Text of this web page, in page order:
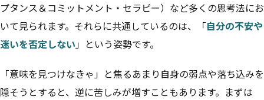
プタンス＆コミットメント・セラピー）など多くの思考法にお
いて見られます。それらに共通しているのは、「自分の不安や
迷いを否定しない」という姿勢です。
「意味を見つけなきゃ」と焦るあまり自身の弱点や落ち込みを
隠そうとすると、逆に苦しみが増すこともあります。まずは